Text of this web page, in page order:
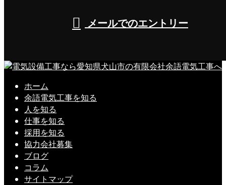
メールでのエントリー
ホーム
余語電気工事を知る
人を知る
仕事を知る
採用を知る
協力会社募集
ブログ
コラム
サイトマップ